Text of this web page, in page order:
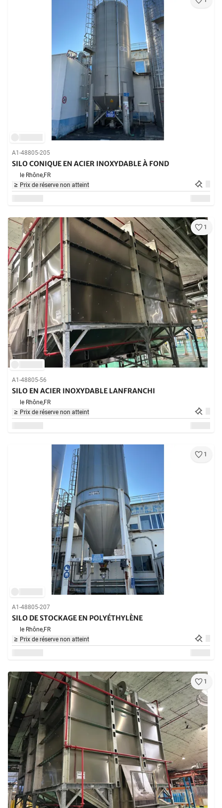
A1-48805-205
SILO CONIQUE EN ACIER INOXYDABLE À FOND
le Rhône,FR
Prix de réserve non atteint
1
A1-48805-56
SILO EN ACIER INOXYDABLE LANFRANCHI
le Rhône,FR
Prix de réserve non atteint
1
A1-48805-207
SILO DE STOCKAGE EN POLYÉTHYLÈNE
le Rhône,FR
Prix de réserve non atteint
1